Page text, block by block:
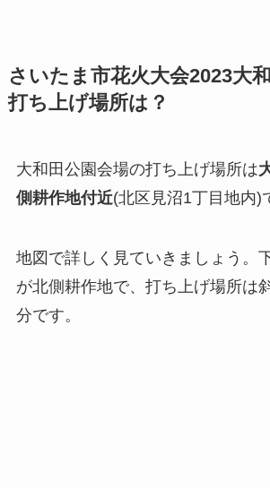
さいたま市花火大会2023大
打ち上げ場所は？
大和田公園会場の打ち上げ場所は
側耕作地付近(北区見沼1丁目地内)
地図で詳しく見ていきましょう。
が北側耕作地で、打ち上げ場所は
分です。